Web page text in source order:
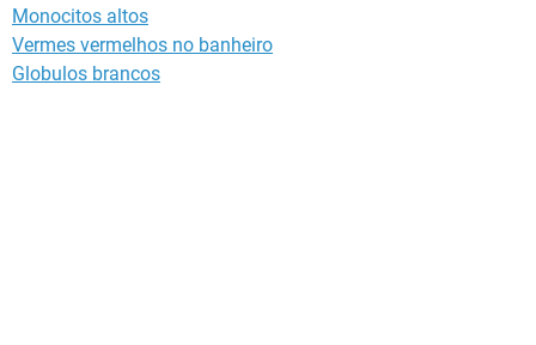
Monocitos altos
Vermes vermelhos no banheiro
Globulos brancos